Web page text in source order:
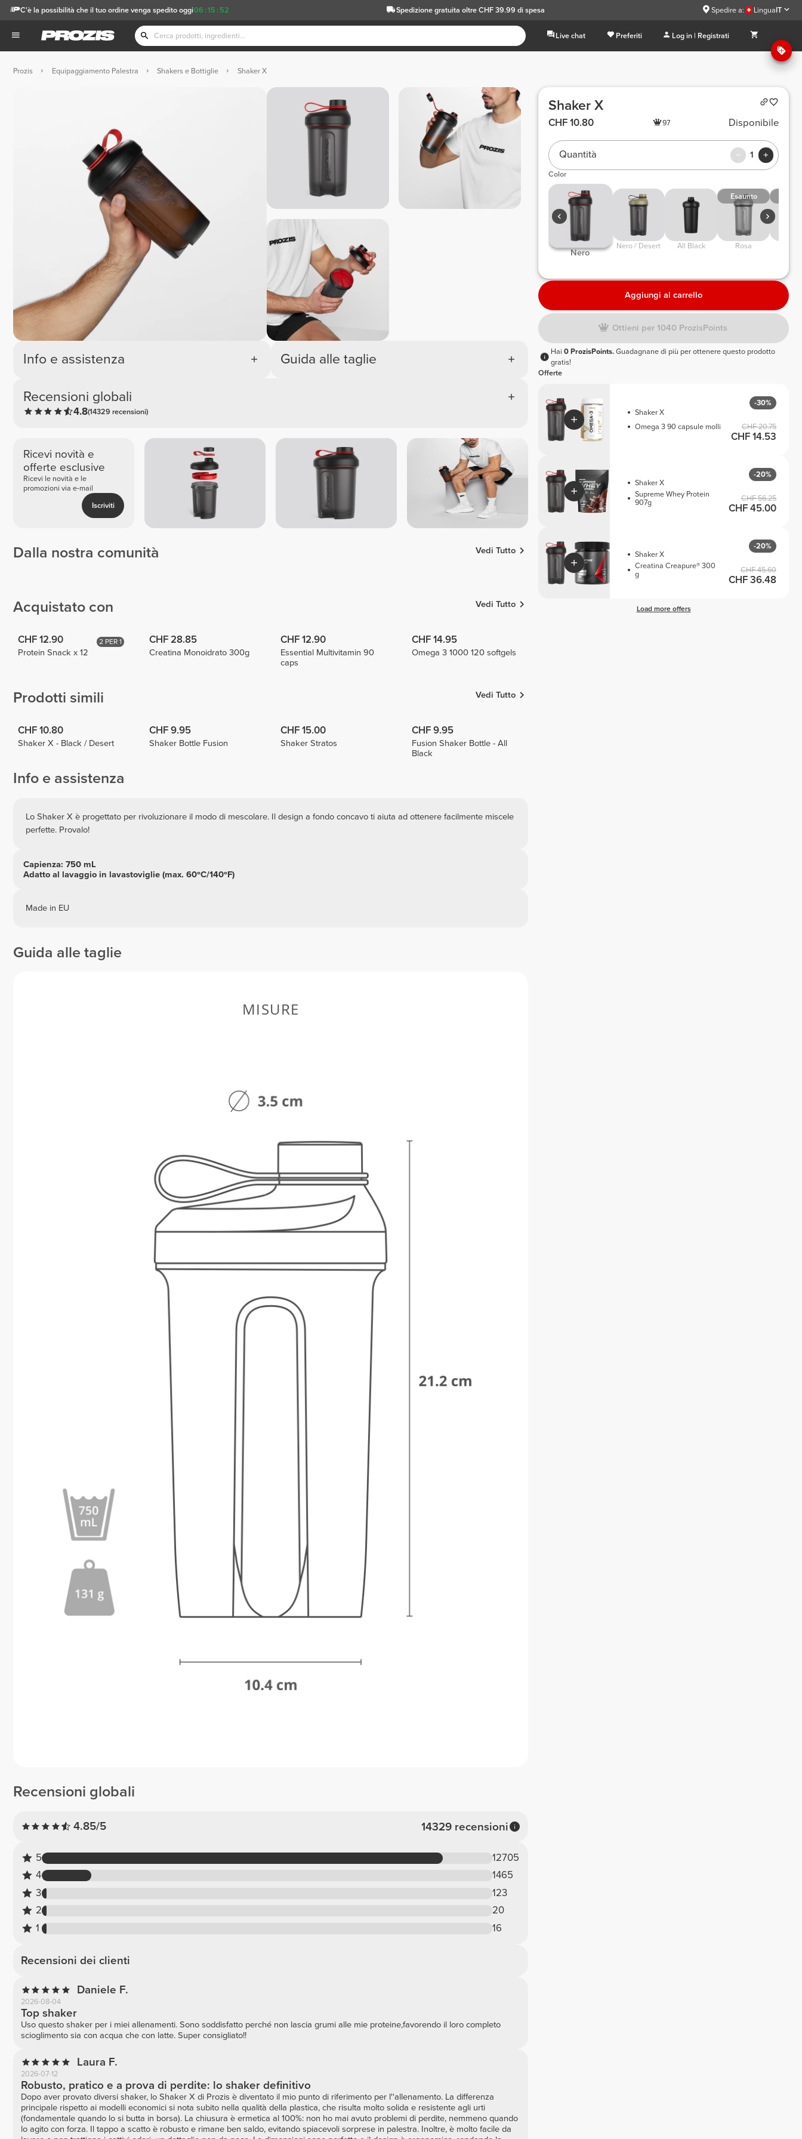
06 :15 : 51
C'è la possibilità che il tuo ordine venga spedito oggi Spedizione gratuita oltre CHF 39.99 di spesa Spedire a: LinguaIT
Live chat Preferiti Log in | Registrati
Prozis Equipaggiamento Palestra Shakers e Bottiglie Shaker X
Info e assistenza
Recensioni globali
4.8(14329 recensioni)
Guida alle taglie
Ricevi novità e
offerte esclusive
Ricevi le novità e le
promozioni via e-mail
Iscriviti
Dalla nostra comunità Vedi Tutto
14
Acquistato con Vedi Tutto
2 PER 1
CHF 12.90
Protein Snack x 12
CHF 28.85
Creatina Monoidrato 300g
CHF 12.90
Essential Multivitamin 90
caps
CHF 14.95
Omega 3 1000 120 softgels
Prodotti simili Vedi Tutto
CHF 10.80
Shaker X - Black / Desert
CHF 9.95
Shaker Bottle Fusion
CHF 15.00
Shaker Stratos
CHF 9.95
Fusion Shaker Bottle - All
Black
Info e assistenza
Lo Shaker X è progettato per rivoluzionare il modo di mescolare. Il design a fondo concavo ti aiuta ad ottenere facilmente miscele
perfette. Provalo!
Capienza: 750 mL
Adatto al lavaggio in lavastoviglie (max. 60ºC/140ºF)
Made in EU
Recensioni globali
4.85/5 14329 recensioni
5
12705
4
1465
3
123
2
20
1
16
Recensioni dei clienti
Daniele F.
2026-08-04
Top shaker
Uso questo shaker per i miei allenamenti. Sono soddisfatto perché non lascia grumi alle mie proteine,favorendo il loro completo
scioglimento sia con acqua che con latte. Super consigliato!!
Laura F.
2026-07-12
Robusto, pratico e a prova di perdite: lo shaker definitivo
Dopo aver provato diversi shaker, lo Shaker X di Prozis è diventato il mio punto di riferimento per l''allenamento. La differenza
principale rispetto ai modelli economici si nota subito nella qualità della plastica, che risulta molto solida e resistente agli urti
(fondamentale quando lo si butta in borsa). La chiusura è ermetica al 100%: non ho mai avuto problemi di perdite, nemmeno quando
lo agito con forza. Il tappo a scatto è robusto e rimane ben saldo, evitando spiacevoli sorprese in palestra. Inoltre, è molto facile da
Guida alle taglie
MISURE
Shaker X
CHF 10.80 97 Disponibile
Quantità 1
Color
Nero
Nero / Desert All Black
Esaurito
Rosa
Aggiungi al carrello
Ottieni per 1040 ProzisPoints
Hai0 ProzisPoints.Guadagnane di più per ottenere questo prodotto
gratis!
Offerte
Shaker X
Omega 3 90 capsule molli
-30%
CHF 20.75
CHF 14.53
Shaker X
Supreme Whey Protein
907g
-20%
CHF 56.25
CHF 45.00
Shaker X
Creatina Creapure® 300
g
-20%
CHF 45.60
CHF 36.48
Load more offers